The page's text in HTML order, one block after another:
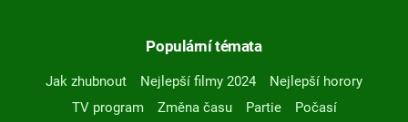
Populární témata
Jak zhubnout Nejlepší filmy 2024
Nejlepší horory
TV program
Změna času Partie
Počasí